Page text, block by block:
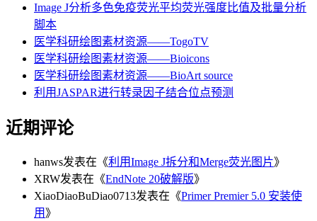
Image J分析多色免疫荧光平均荧光强度比值及批量分析
脚本
医学科研绘图素材资源——TogoTV
医学科研绘图素材资源——Bioicons
医学科研绘图素材资源——BioArt source
利用JASPAR进行转录因子结合位点预测
近期评论
hanws发表在《利用Image J拆分和Merge荧光图片》
XRW发表在《EndNote 20破解版》
XiaoDiaoBuDiao0713发表在《Primer Premier 5.0 安装使
用 》